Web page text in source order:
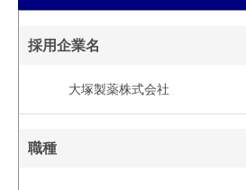
採用企業名
大塚製薬株式会社
職種